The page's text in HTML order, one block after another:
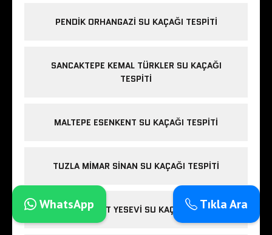
PENDIK ORHANGAZI SU KAÇAĞI TESPITI
SANCAKTEPE KEMAL TÜRKLER SU KAÇAĞI
TESPITI
MALTEPE ESENKENT SU KAÇAĞI TESPITI
TUZLA MIMAR SINAN SU KAÇAĞI TESPITI
PENDIK AHMET YESEVI SU KAÇAĞI TESPITITıkla Ara
WhatsApp